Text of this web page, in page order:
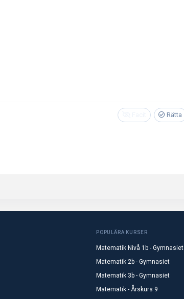
Rätta
POPULÄRA KURSER
Matematik Nivå 1b - Gymnasiet
Matematik 2b - Gymnasiet
Matematik 3b - Gymnasiet
Matematik - Årskurs 9